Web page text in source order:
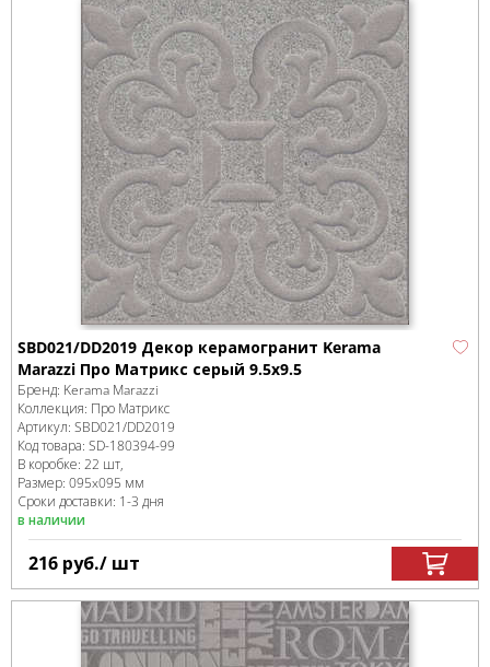
SBD021/DD2019 Декор керамогранит Kerama
Marazzi Про Матрикс серый 9.5x9.5
Бренд: Kerama Marazzi
Коллекция: Про Матрикс
Артикул: SBD021/DD2019
Код товара: SD-180394-99
В коробке: 22 шт,
Размер: 095x095 мм
Сроки доставки: 1-3 дня
в наличии
216 руб./ шт